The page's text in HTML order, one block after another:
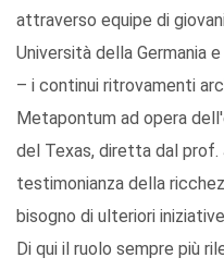
attraverso equipe di
Università della Germania
– i continui ritrovamenti
Metapontum ad opera
del Texas, diretta dal prof.
testimonianza della
bisogno di ulteriori
Di qui il ruolo sempre più